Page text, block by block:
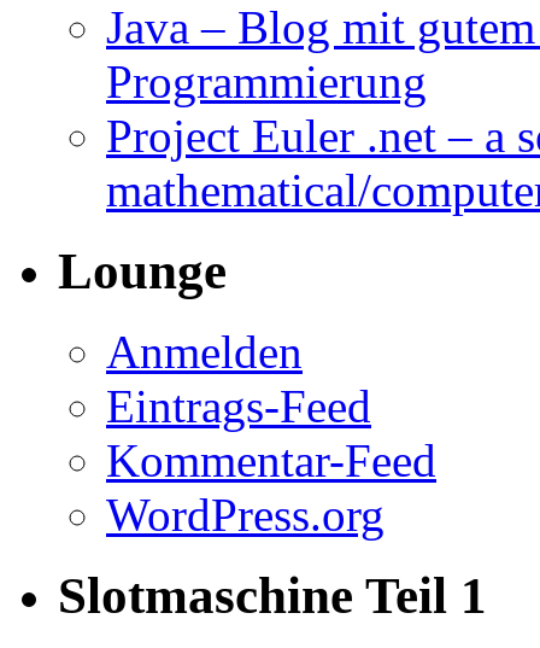
Java – Blog mit
Programmierung
Project Euler .net – a
mathematical/
Lounge
Anmelden
Eintrags-Feed
Kommentar-Feed
WordPress.org
Slotmaschine Teil 1